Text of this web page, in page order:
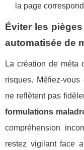
la page
Éviter les
automatisée de
La création de méta
risques. Méfiez-vous
ne reflètent pas
formulations
compréhension
restez vigilant face